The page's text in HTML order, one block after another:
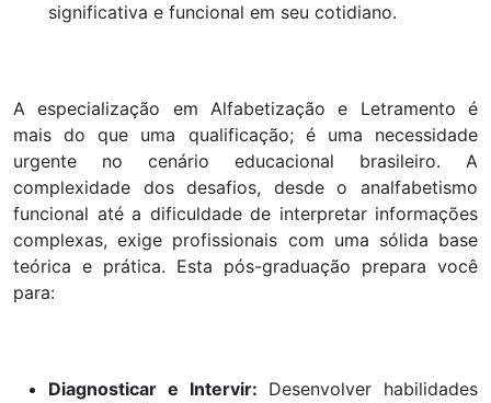
significativa e funcional em seu cotidiano.
A especialização em Alfabetização e Letramento é
mais do que uma qualificação; é uma necessidade
urgente no cenário educacional brasileiro. A
complexidade dos desafios, desde o analfabetismo
funcional até a dificuldade de interpretar informações
complexas, exige profissionais com uma sólida base
teórica e prática. Esta pós-graduação prepara você
para:
Diagnosticar e Intervir: Desenvolver habilidades